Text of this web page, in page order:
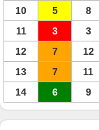
10
5 8
11
3 3
12
7 12
13
7 11
14
6 9